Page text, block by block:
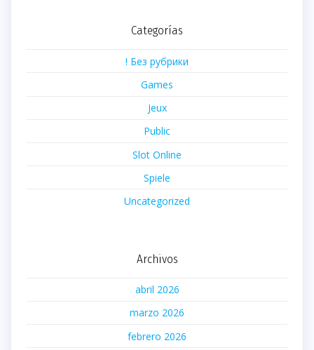
Categorías
! Без рубрики
Games
Jeux
Public
Slot Online
Spiele
Uncategorized
Archivos
abril 2026
marzo 2026
febrero 2026